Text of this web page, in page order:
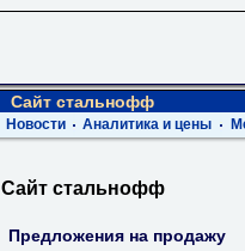
Сайт стальнофф
Новости Аналитика и цены
Сайт стальнофф
Предложения на продажу